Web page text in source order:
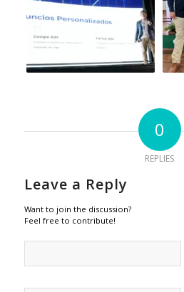
0
REPLIES
Leave a Reply
Want to join the discussion?
Feel free to contribute!